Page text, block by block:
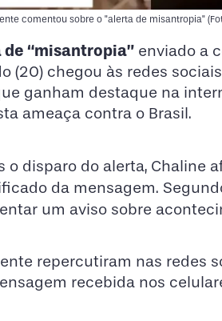
comentou sobre o "alerta de misantropia"
“misantropia” enviado a
(20) chegou às redes
ganham destaque na
ameaça contra o Brasil.
o disparo do alerta,
da mensagem.
um aviso sobre
repercutiram nas redes
recebida nos